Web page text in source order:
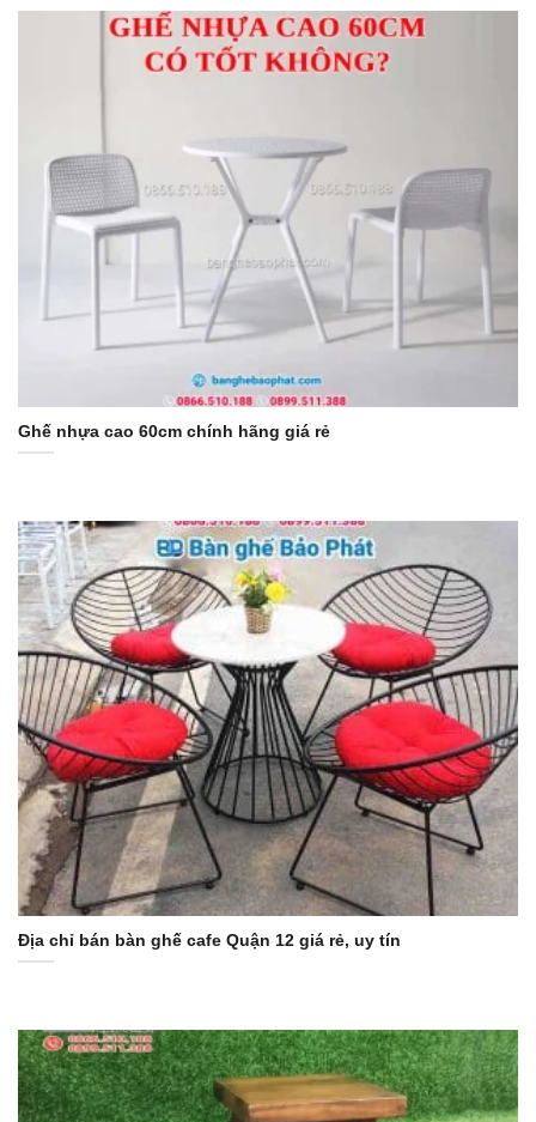
Ghế nhựa cao 60cm chính hãng giá rẻ
Địa chỉ bán bàn ghế cafe Quận 12 giá rẻ, uy tín